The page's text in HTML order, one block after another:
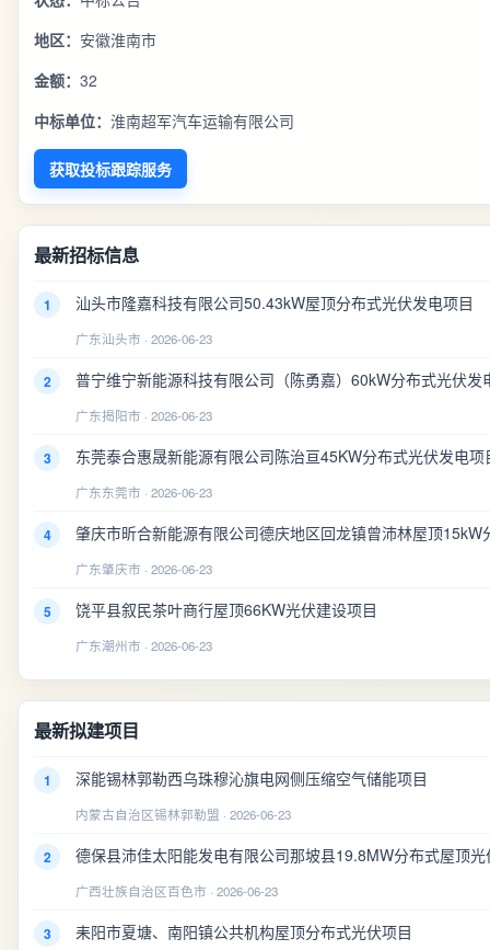
地区： 安徽淮南市
金额： 32
中标单位： 淮南超军汽车运输有限公司
获取投标跟踪服务
最新招标信息
1 汕头市隆嘉科技有限公司50.43kW屋顶分布式光伏发电项目
广东汕头市 · 2026-06-23
2 普宁维宁新能源科技有限公司（陈勇嘉）60kW分布式光伏发
广东揭阳市 · 2026-06-23
3 东莞泰合惠晟新能源有限公司陈治亘45KW分布式光伏发电项
广东东莞市 · 2026-06-23
4 肇庆市昕合新能源有限公司德庆地区回龙镇曾沛林屋顶15kW
广东肇庆市 · 2026-06-23
5 饶平县叙民茶叶商行屋顶66KW光伏建设项目
广东潮州市 · 2026-06-23
最新拟建项目
1 深能锡林郭勒西乌珠穆沁旗电网侧压缩空气储能项目
内蒙古自治区锡林郭勒盟 · 2026-06-23
2 德保县沛佳太阳能发电有限公司那坡县19.8MW分布式屋顶
广西壮族自治区百色市 · 2026-06-23
3 耒阳市夏塘、南阳镇公共机构屋顶分布式光伏项目